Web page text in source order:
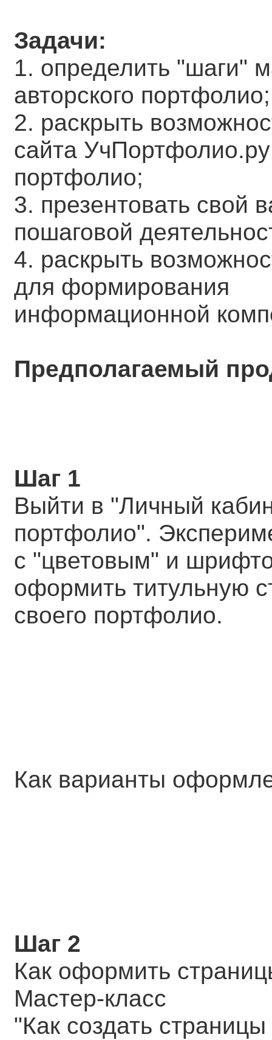
Задачи:
1. определить "шаги"
авторского портфолио;
2. раскрыть
сайта
портфолио;
3. презентовать свой
пошаговой
4. раскрыть
для формирования
информационной
Предполагаемый
Шаг 1
Выйти в "Личный
портфолио".
с "цветовым" и
оформить титульную
своего портфолио.
Как варианты
Шаг 2
Как оформить
Мастер-класс
"Как создать